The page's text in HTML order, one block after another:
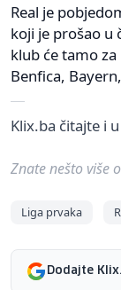
Real je
koji je prošao u
klub će tamo
Benfica,
Klix.ba čitajte i
Znate nešto više
Liga prvaka
Dodajte